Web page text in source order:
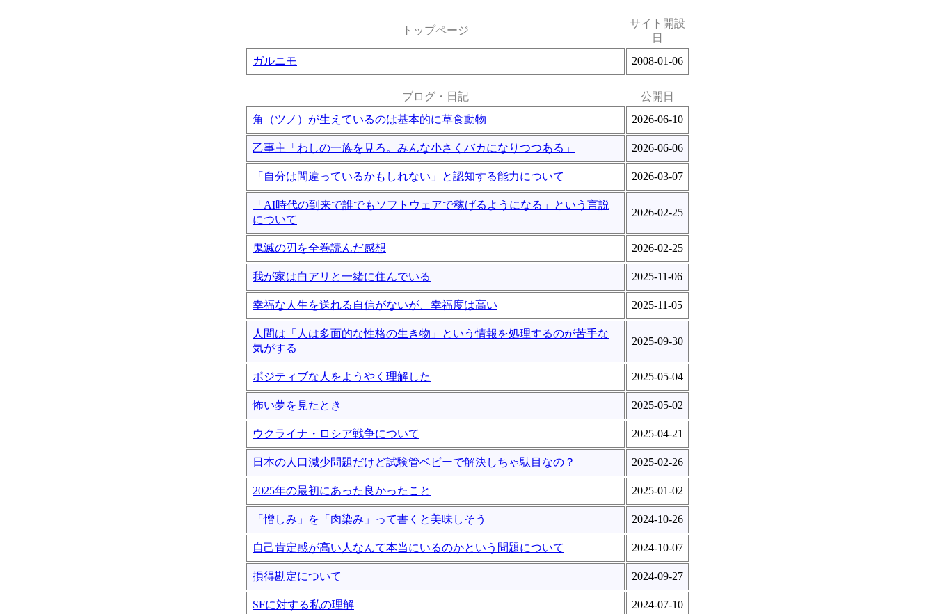
トップページ
サイト開設
日
ガルニモ
2008-01-06
ブログ・日記
公開日
角（ツノ）が生えているのは基本的に草食動物
2026-06-10
乙事主「わしの一族を見ろ。みんな小さくバカになりつつある」 2026-06-06
「自分は間違っているかもしれない」と認知する能力について 2026-03-07
「AI時代の到来で誰でもソフトウェアで稼げるようになる」という言説
について
2026-02-25
鬼滅の刃を全巻読んだ感想 2026-02-25
我が家は白アリと一緒に住んでいる 2025-11-06
幸福な人生を送れる自信がないが、幸福度は高い 2025-11-05
人間は「人は多面的な性格の生き物」という情報を処理するのが苦手な
気がする
2025-09-30
ポジティブな人をようやく理解した 2025-05-04
怖い夢を見たとき 2025-05-02
ウクライナ・ロシア戦争について 2025-04-21
日本の人口減少問題だけど試験管ベビーで解決しちゃ駄目なの？ 2025-02-26
2025年の最初にあった良かったこと 2025-01-02
「憎しみ」を「肉染み」って書くと美味しそう 2024-10-26
自己肯定感が高い人なんて本当にいるのかという問題について 2024-10-07
損得勘定について 2024-09-27
SFに対する私の理解 2024-07-10